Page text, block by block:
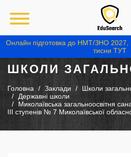
Онлайн підготовка до НМТ/ЗНО 2027,
тисни ТУТ
ШКОЛИ
Головна Заклади
Школи
Державні школи
Миколаївська загальноосвітня
III ступенів № 7 Миколаївської